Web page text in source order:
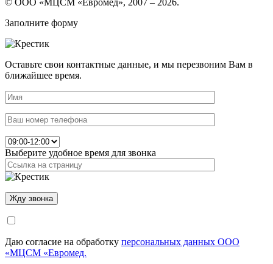
Заполните форму
Оставьте свои контактные данные, и мы перезвоним Вам в
ближайшее время.
Выберите удобное время для звонка
Даю согласие на обработку персональных данных ООО
«МЦСМ «Евромед.